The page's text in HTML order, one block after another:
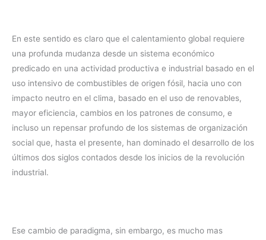
En este sentido es claro que el calentamiento global requiere
una profunda mudanza desde un sistema económico
predicado en una actividad productiva e industrial basado en el
uso intensivo de combustibles de origen fósil, hacia uno con
impacto neutro en el clima, basado en el uso de renovables,
mayor eficiencia, cambios en los patrones de consumo, e
incluso un repensar profundo de los sistemas de organización
social que, hasta el presente, han dominado el desarrollo de los
últimos dos siglos contados desde los inicios de la revolución
industrial.
Ese cambio de paradigma, sin embargo, es mucho mas